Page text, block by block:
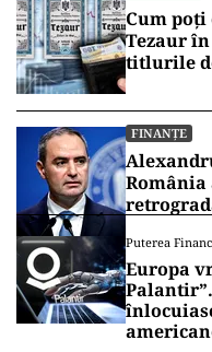
Cum
Tezaur în
titlurile
FINANȚE
în 2027
Puterea
Europa
Palantir”.